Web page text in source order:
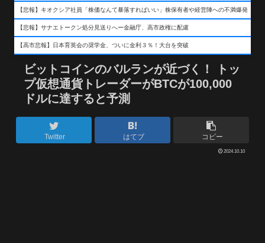
【悲報】キオクシア社員「株価なんて暴落すればいい」株保有者や経営陣への不満爆発
【悲報】サナエトークン処分見送りへー金融庁、高市政権に配慮
【高市悲報】日本育英会の奨学金、ついに金利３％！大台を突破
ビットコインのバルランが近づく！ トッ
プ仮想通貨トレーダーがBTCが100,000
ドルに達すると予測
Twitter はてブ コピー
2024.10.10